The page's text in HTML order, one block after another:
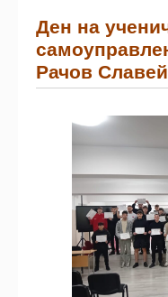
Ден на
Рачов